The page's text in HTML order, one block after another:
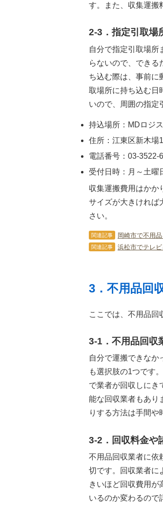
す。また、収集運搬
2-3．指定引取場
自分で指定引取場所
らないので、できる
ち込む際は、事前に
取場所に持ち込む日
いので、周囲の指定
持込場所：MDロジ
住所：江東区新木場
電話番号：03-3522-
受付日時：月～土曜
収集運搬費用はかか
サイズが大きければ
さい。
関連記事 岡崎市で不用
関連記事 浜松市でテレ
3．不用品回
ここでは、不用品回
3-1．不用品回収
自分で運搬できなか
も選択肢の1つです
で業者が回収しにき
能な回収業者もあり
りする方法は手間や
3-2．回収料金や
不用品回収業者に依
切です。回収業者に
きいほど回収費用が
いるのか変わるので